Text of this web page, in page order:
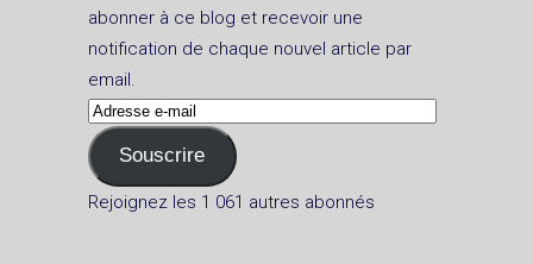
abonner à ce blog et recevoir une
notification de chaque nouvel article par
email.
Adresse
e-
mail
Souscrire
Rejoignez les 1 061 autres abonnés